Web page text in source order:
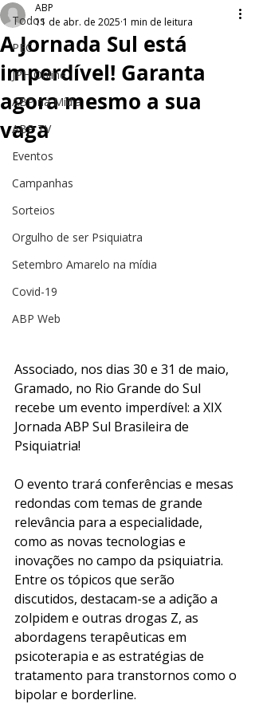
Todos
PEC
JPH Online
ABP na Mídia
ABP TV
Eventos
Campanhas
Sorteios
Orgulho de ser Psiquiatra
Setembro Amarelo na mídia
Covid-19
ABP Web
A Jornada Sul está
imperdível! Garanta
agora mesmo a sua
vaga
ABP
11 de abr. de 2025 1 min de leitura
Associado, nos dias 30 e 31 de maio,
Gramado, no Rio Grande do Sul
recebe um evento imperdível: a XIX
Jornada ABP Sul Brasileira de
Psiquiatria!
O evento trará conferências e mesas
redondas com temas de grande
relevância para a especialidade,
como as novas tecnologias e
inovações no campo da psiquiatria.
Entre os tópicos que serão
discutidos, destacam-se a adição a
zolpidem e outras drogas Z, as
abordagens terapêuticas em
psicoterapia e as estratégias de
tratamento para transtornos como o
bipolar e borderline.